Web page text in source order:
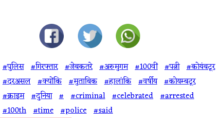
#पुलिस #गिरफ्तार #जेबकतरे #अरुमुगम #100वीं #पत्नी #कोयंबटूर
#दरअसल #क्योंकि #मुताबिक #हालांकि #वर्षीय #कोयम्बटूर
#क्राइम #दुनिया # #criminal #celebrated #arrested
#100th #time #police #said